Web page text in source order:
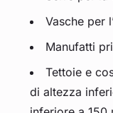
Vasche per
Manufatti
Tettoie e
di altezza